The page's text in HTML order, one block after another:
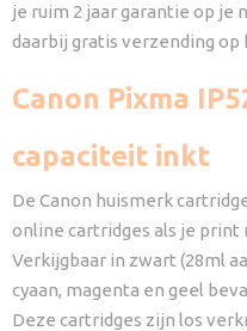
je ruim 2 jaar garantie op je
daarbij gratis verzending
Canon Pixma
capaciteit inkt
De Canon huismerk
online cartridges als je print
Verkijgbaar in zwart (28ml
cyaan, magenta en geel
Deze cartridges zijn los